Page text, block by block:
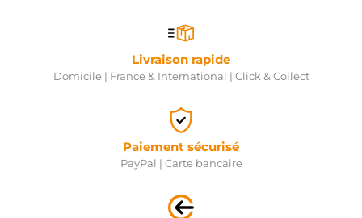
Livraison rapide
Domicile | France & International | Click & Collect
Paiement sécurisé
PayPal | Carte bancaire